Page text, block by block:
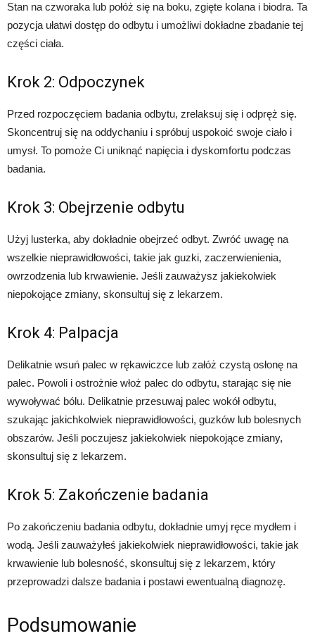
Stan na czworaka lub połóż się na boku, zgięte kolana i biodra. Ta
pozycja ułatwi dostęp do odbytu i umożliwi dokładne zbadanie tej
części ciała.
Krok 2: Odpoczynek
Przed rozpoczęciem badania odbytu, zrelaksuj się i odpręż się.
Skoncentruj się na oddychaniu i spróbuj uspokoić swoje ciało i
umysł. To pomoże Ci uniknąć napięcia i dyskomfortu podczas
badania.
Krok 3: Obejrzenie odbytu
Użyj lusterka, aby dokładnie obejrzeć odbyt. Zwróć uwagę na
wszelkie nieprawidłowości, takie jak guzki, zaczerwienienia,
owrzodzenia lub krwawienie. Jeśli zauważysz jakiekolwiek
niepokojące zmiany, skonsultuj się z lekarzem.
Krok 4: Palpacja
Delikatnie wsuń palec w rękawiczce lub załóż czystą osłonę na
palec. Powoli i ostrożnie włoż palec do odbytu, starając się nie
wywoływać bólu. Delikatnie przesuwaj palec wokół odbytu,
szukając jakichkolwiek nieprawidłowości, guzków lub bolesnych
obszarów. Jeśli poczujesz jakiekolwiek niepokojące zmiany,
skonsultuj się z lekarzem.
Krok 5: Zakończenie badania
Po zakończeniu badania odbytu, dokładnie umyj ręce mydłem i
wodą. Jeśli zauważyłeś jakiekolwiek nieprawidłowości, takie jak
krwawienie lub bolesność, skonsultuj się z lekarzem, który
przeprowadzi dalsze badania i postawi ewentualną diagnozę.
Podsumowanie